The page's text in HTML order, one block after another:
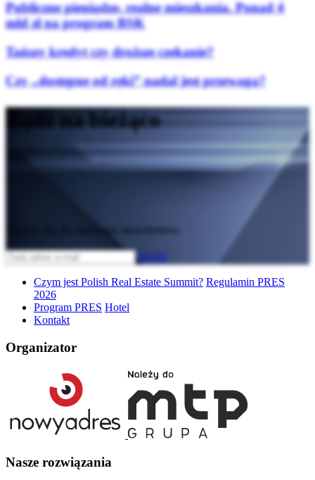
Publiczne pieniądze, realne mieszkania. Ponad 4
mld zł na program BSK
Tańszy kredyt czy droższe czekanie?
Czy „dostępne od ręki” nadal jest przewagą?
Bądź na bieżąco
Zapisz się do naszego newslettera
Wyślij
Czym jest Polish Real Estate Summit? Regulamin PRES
2026
Program PRES Hotel
Kontakt
Organizator
Nasze rozwiązania